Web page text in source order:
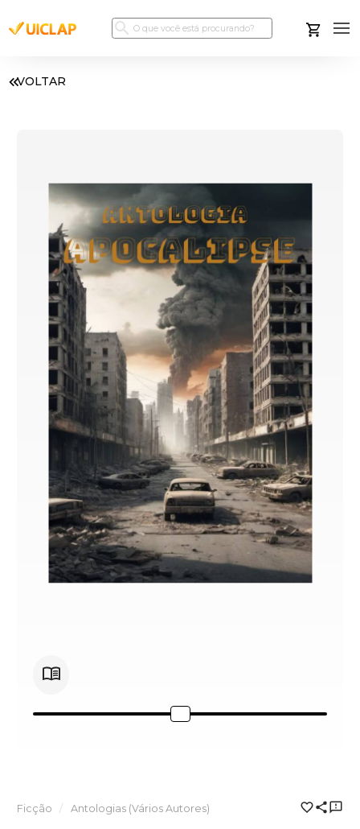
VOLTAR
Ficção Antologias (Vários Autores)